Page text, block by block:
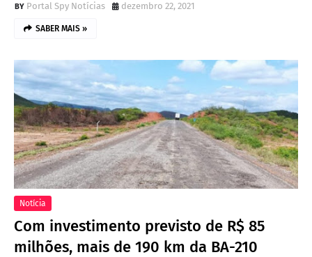
Portal Spy Notícias
dezembro 22, 2021
SABER MAIS »
Notícia
Com investimento previsto de R$ 85
milhões, mais de 190 km da BA-210